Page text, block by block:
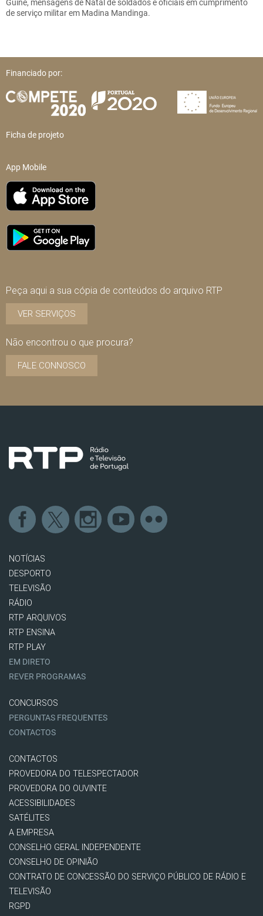
Guiné, mensagens de Natal de soldados e oficiais em cumprimento
de serviço militar em Madina Mandinga.
Financiado por:
Ficha de projeto
App Mobile
Peça aqui a sua cópia de conteúdos do arquivo RTP
VER SERVIÇOS
Não encontrou o que procura?
FALE CONNOSCO
NOTÍCIAS
DESPORTO
TELEVISÃO
RÁDIO
RTP ARQUIVOS
RTP ENSINA
RTP PLAY
EM DIRETO
REVER PROGRAMAS
CONCURSOS
PERGUNTAS FREQUENTES
CONTACTOS
CONTACTOS
PROVEDORA DO TELESPECTADOR
PROVEDORA DO OUVINTE
ACESSIBILIDADES
SATÉLITES
A EMPRESA
CONSELHO GERAL INDEPENDENTE
CONSELHO DE OPINIÃO
CONTRATO DE CONCESSÃO DO SERVIÇO PÚBLICO DE RÁDIO E
TELEVISÃO
RGPD